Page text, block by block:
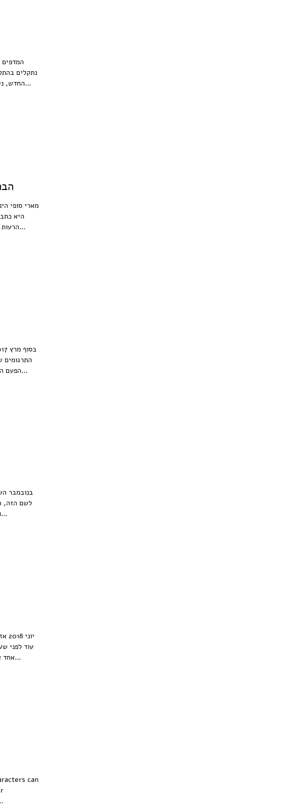
המדפים
נתקלים
החדש, נטול הנייר. מדי פעם אני מלאימה מהמדפים...
מארי סופי
היא
הרעות והרקע היהודי שלה. הינגסט, היסטוריונית...
התרגומים
הפעם המכתבים היו סביב הניסיונות לקבל אישורי...
לשם הזה,
ולא בזכוכיות מנופצות, דימוי זוהר של נשף...
עוד לפני
אחד את השאלה הזאת והפעם היא נפלטה כאילו...
can